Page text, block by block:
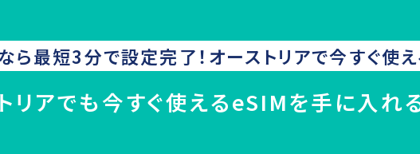
ら最短3分で設定完了！ オーストリアで今すぐ使え
リアでも今すぐ使えるeSIMを手に入れ